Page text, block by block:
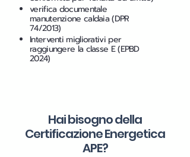
verifica documentale
manutenzione caldaia (DPR
74/2013)
Interventi migliorativi per
raggiungere la classe E (EPBD
2024)
Hai bisogno della
Certificazione Energetica
APE?